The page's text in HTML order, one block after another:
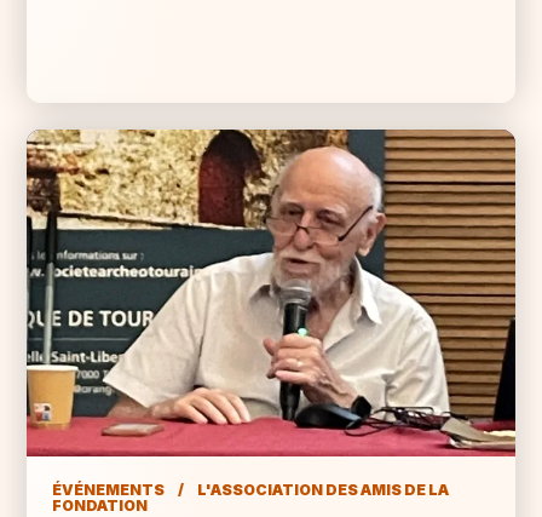
ÉVÉNEMENTS /
L'ASSOCIATION DES AMIS DE LA
FONDATION